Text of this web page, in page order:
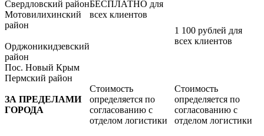
Свердловский район
Мотовилихинский
район
Орджоникидзевский
район
Пос. Новый Крым
Пермский район
БЕСПЛАТНО для
всех клиентов
1 100 рублей для
всех клиентов
ЗА ПРЕДЕЛАМИ
ГОРОДА
Стоимость
определяется по
согласованию с
отделом логистики
Стоимость
определяется по
согласованию с
отделом логистики